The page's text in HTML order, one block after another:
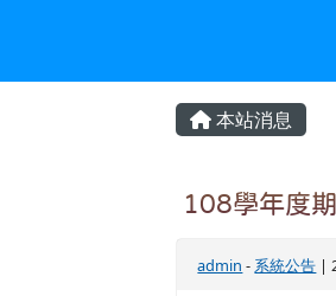
嘉義縣雲端校
主內容區
本站消息
108學年度
admin - 系統公告 |